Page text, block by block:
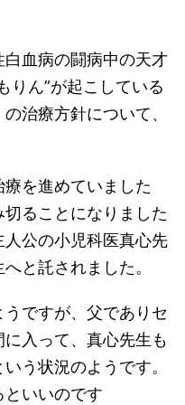
血病の闘病中の天才
りん”が起こしている
治療方針について、
を進めていました
ることになりました
公の小児科医真心先
と託されました。
ですが、父でありセ
入って、真心先生も
う状況のようです。
いいのです